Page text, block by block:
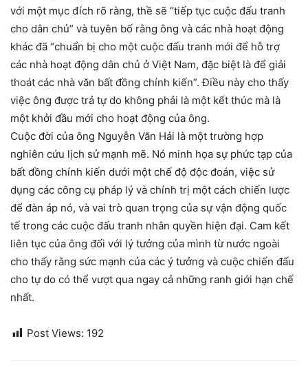
với một mục đích rõ ràng, thề sẽ “tiếp tục cuộc đấu tranh
cho dân chủ” và tuyên bố rằng ông và các nhà hoạt động
khác đã “chuẩn bị cho một cuộc đấu tranh mới để hỗ trợ
các nhà hoạt động dân chủ ở Việt Nam, đặc biệt là để giải
thoát các nhà văn bất đồng chính kiến”. Điều này cho thấy
việc ông được trả tự do không phải là một kết thúc mà là
một khởi đầu mới cho hoạt động của ông.
Cuộc đời của ông Nguyễn Văn Hải là một trường hợp
nghiên cứu lịch sử mạnh mẽ. Nó minh họa sự phức tạp của
bất đồng chính kiến dưới một chế độ độc đoán, việc sử
dụng các công cụ pháp lý và chính trị một cách chiến lược
để đàn áp nó, và vai trò quan trọng của sự vận động quốc
tế trong các cuộc đấu tranh nhân quyền hiện đại. Cam kết
liên tục của ông đối với lý tưởng của mình từ nước ngoài
cho thấy rằng sức mạnh của các ý tưởng và cuộc chiến đấu
cho tự do có thể vượt qua ngay cả những ranh giới hạn chế
nhất.
Post Views: 192